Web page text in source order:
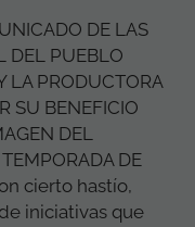
DE LAS
DEL PUEBLO
LA PRODUCTORA
SU BENEFICIO
DEL
DE
cierto hastío,
iniciativas que